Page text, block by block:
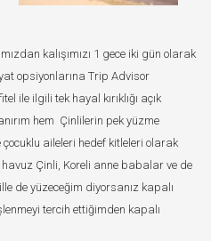
kalışımızı 1 gece iki gün olarak
opsiyonlarına Trip Advisor
ile ilgili tek hayal kırıklığı açık
hem Çinlilerin pek yüzme
aileleri hedef kitleleri olarak
Çinli, Koreli anne babalar ve de
de yüzeceğim diyorsanız kapalı
tercih ettiğimden kapalı